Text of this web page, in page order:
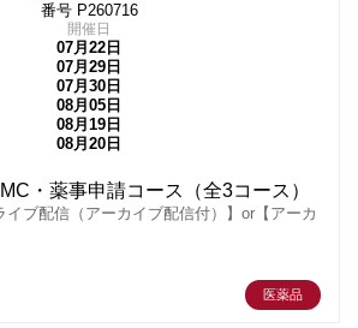
番号 P260716
開催日
07月22日
07月29日
07月30日
08月05日
08月19日
08月20日
・薬事申請コース（全3コース）
イブ配信（アーカイブ配信付）】or【アーカ
医薬品